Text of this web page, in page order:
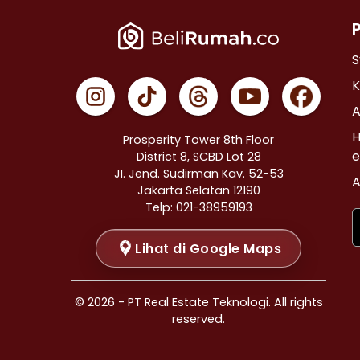
Properti Dijual di Johar Baru >
Properti Dijual di Menteng >
Properti Dijual di Tanah Abang >
Properti Dijual di Kramat >
Properti Dijual di Bendungan Hilir >
Properti Dijual di Jakarta Selatan >
Properti Dijual di Cilandak >
Properti Dijual di Gandaria Selatan >
Properti Dijual di Cipete Selatan >
Properti Dijual di Lenteng Agung >
Properti Dijual di Pondok Pinang >
Properti Dijual di Kebayoran Baru >
Properti Dijual di Mampang Prapatan >
Prosperity Tower 8th Floor
District 8, SCBD Lot 28
JI. Jend. Sudirman Kav. 52-53
Jakarta Selatan 12190
Telp: 021-38959193
Lihat di Google Maps
© 2026 - PT Real Estate Teknologi. All rights
reserved.